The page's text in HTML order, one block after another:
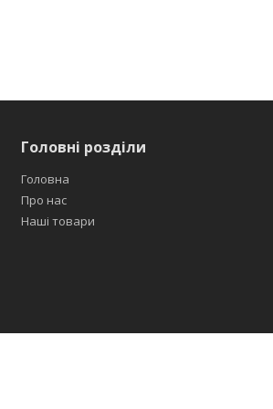
Головні розділи
Головна
Про нас
Наші товари